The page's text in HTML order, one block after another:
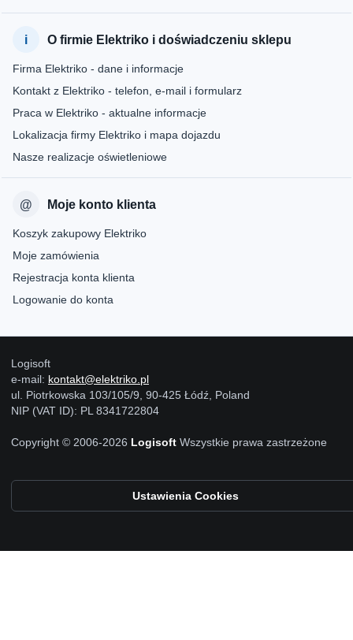
O firmie Elektriko i doświadczeniu sklepu
Firma Elektriko - dane i informacje
Kontakt z Elektriko - telefon, e-mail i formularz
Praca w Elektriko - aktualne informacje
Lokalizacja firmy Elektriko i mapa dojazdu
Nasze realizacje oświetleniowe
Moje konto klienta
Koszyk zakupowy Elektriko
Moje zamówienia
Rejestracja konta klienta
Logowanie do konta
Logisoft
e-mail: kontakt@elektriko.pl
ul. Piotrkowska 103/105/9, 90-425 Łódź, Poland
NIP (VAT ID): PL 8341722804
Copyright © 2006-2026 Logisoft Wszystkie prawa zastrzeżone
Ustawienia Cookies